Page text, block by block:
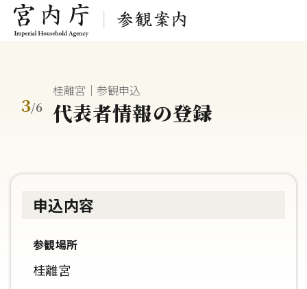
3/6
桂離宮｜参観申込
代表者情報の登録
申込内容
参観場所
桂離宮